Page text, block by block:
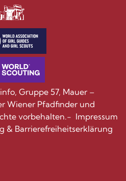
Gruppe 57, Mauer –
Wiener Pfadfinder und
vorbehalten.- Impressum
& Barrierefreiheitserklärung